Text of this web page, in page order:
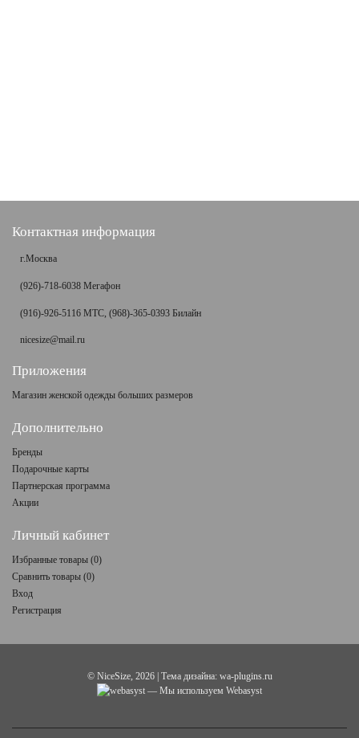
Контактная информация
г.Москва
(926)-718-6038 Мегафон
(916)-926-5116 МТС, (968)-365-0393 Билайн
nicesize@mail.ru
Приложения
Магазин женской одежды больших размеров
Дополнительно
Бренды
Подарочные карты
Партнерская программа
Акции
Личный кабинет
Избранные товары (0)
Сравнить товары (0)
Вход
Регистрация
© NiceSize, 2026 | Тема дизайна: wa-plugins.ru
— Мы используем Webasyst